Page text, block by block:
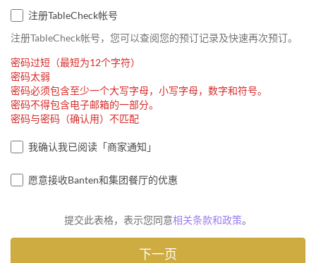
注册TableCheck帐号
注册TableCheck帐号，您可以查阅您的预订记录及快速再次预订。
密码过短（最短为12个字符）
密码太弱
密码必须包含至少一个大写字母，小写字母，数字和符号。
密码不得包含电子邮箱的一部分。
密码与密码（确认用）不匹配
我确认我已阅读「商家通知」
愿意接收Banten和集团餐厅的优惠
提交此表格，表示您同意相关条款和政策。